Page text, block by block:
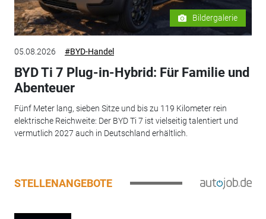
Bildergalerie
05.08.2026 #BYD-Handel
BYD Ti 7 Plug-in-Hybrid: Für Familie und
Abenteuer
Fünf Meter lang, sieben Sitze und bis zu 119 Kilometer rein
elektrische Reichweite: Der BYD Ti 7 ist vielseitig talentiert und
vermutlich 2027 auch in Deutschland erhältlich.
STELLENANGEBOTE